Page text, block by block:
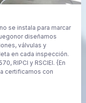
se instala para marcar
diseñamos
válvulas y
en cada inspección.
RIPCI y RSCIEI. {En
certificamos con